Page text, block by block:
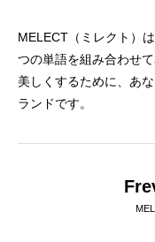
MELECT（ミレクト）
つの単語を組み合わせ
美しくするために、あ
ランドです。